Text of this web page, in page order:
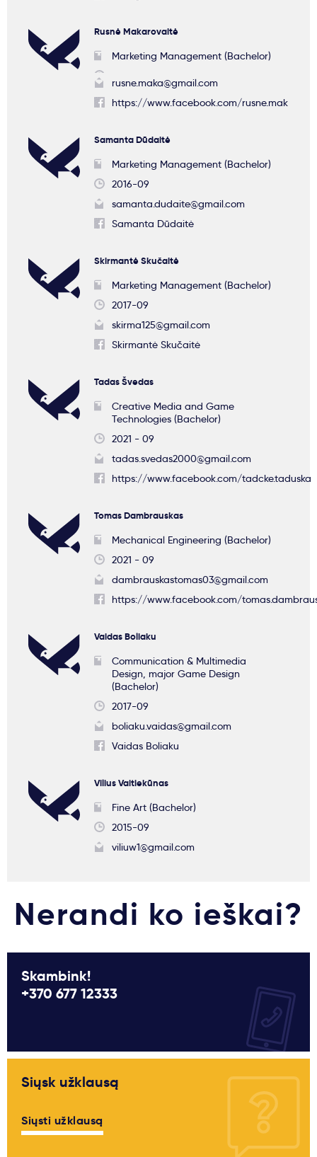
Rusnė Makarovaitė
Marketing Management (Bachelor)
rusne.maka@gmail.com
https://www.facebook.com/rusne.mak
Samanta Dūdaitė
Marketing Management (Bachelor)
2016-09
samanta.dudaite@gmail.com
Samanta Dūdaitė
Skirmantė Skučaitė
Marketing Management (Bachelor)
2017-09
skirma125@gmail.com
Skirmantė Skučaitė
Tadas Švedas
Creative Media and Game
Technologies (Bachelor)
2021 - 09
tadas.svedas2000@gmail.com
https://www.facebook.com/tadcke.taduska
Tomas Dambrauskas
Mechanical Engineering (Bachelor)
2021 - 09
dambrauskastomas03@gmail.com
https://www.facebook.com/
Vaidas Boliaku
Communication & Multimedia
Design, major Game Design
(Bachelor)
2017-09
boliaku.vaidas@gmail.com
Vaidas Boliaku
Vilius Vaitiekūnas
Fine Art (Bachelor)
2015-09
viliuw1@gmail.com
Nerandi ko ieškai?
Skambink!
+370 677 12333
Siųsk užklausą
Siųsti užklausą